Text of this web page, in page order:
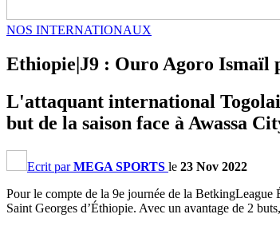
NOS INTERNATIONAUX
Ethiopie|J9 : Ouro Agoro Ismaïl
L'attaquant international
but de la saison face à Awassa
Ecrit parMEGA SPORTS le 23 Nov 2022
Pour le compte de la 9e journée de la
Saint Georges d’Éthiopie. Avec un avantage de 2